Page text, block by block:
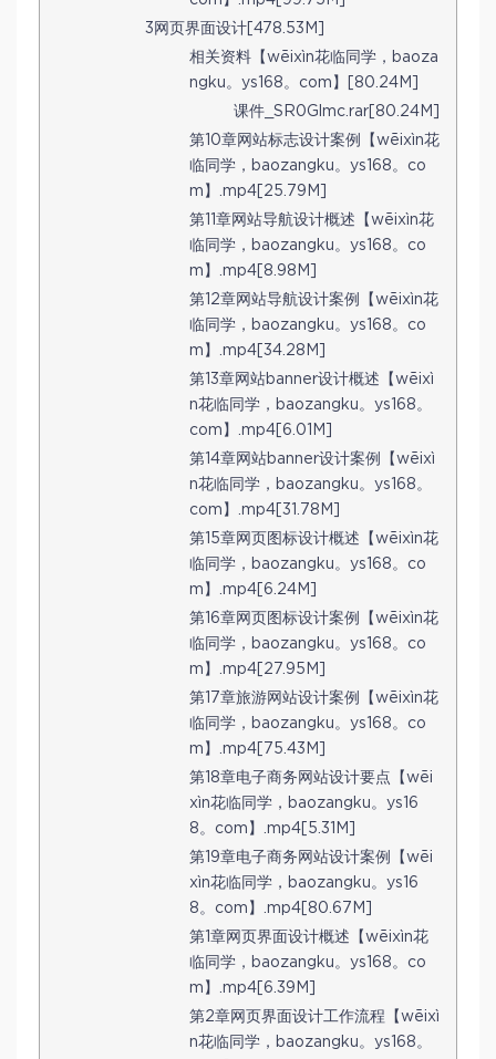
3网页界面设计[478.53M]
相关资料【wēixìn花临同学，baoza
ngku。ys168。com】[80.24M]
课件_SR0Glmc.rar[80.24M]
第10章网站标志设计案例【wēixìn花
临同学，baozangku。ys168。co
m】.mp4[25.79M]
第11章网站导航设计概述【wēixìn花
临同学，baozangku。ys168。co
m】.mp4[8.98M]
第12章网站导航设计案例【wēixìn花
临同学，baozangku。ys168。co
m】.mp4[34.28M]
第13章网站banner设计概述【wēixì
n花临同学，baozangku。ys168。
com】.mp4[6.01M]
第14章网站banner设计案例【wēixì
n花临同学，baozangku。ys168。
com】.mp4[31.78M]
第15章网页图标设计概述【wēixìn花
临同学，baozangku。ys168。co
m】.mp4[6.24M]
第16章网页图标设计案例【wēixìn花
临同学，baozangku。ys168。co
m】.mp4[27.95M]
第17章旅游网站设计案例【wēixìn花
临同学，baozangku。ys168。co
m】.mp4[75.43M]
第18章电子商务网站设计要点【wēi
xìn花临同学，baozangku。ys16
8。com】.mp4[5.31M]
第19章电子商务网站设计案例【wēi
xìn花临同学，baozangku。ys16
8。com】.mp4[80.67M]
第1章网页界面设计概述【wēixìn花
临同学，baozangku。ys168。co
m】.mp4[6.39M]
第2章网页界面设计工作流程【wēixì
n花临同学，baozangku。ys168。